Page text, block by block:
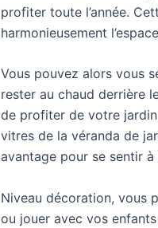
profiter toute l’année.
harmonieusement
Vous pouvez alors vous
rester au chaud derrière
de profiter de votre jardin
vitres de la véranda de
avantage pour se sentir
Niveau décoration, vous
ou jouer avec vos